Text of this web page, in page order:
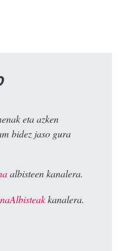
eta azken
bidez jaso gura
albisteen kanalera.
kanalera.